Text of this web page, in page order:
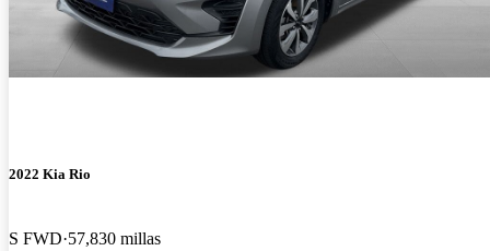
2022 Kia Rio
S FWD 57,830 millas